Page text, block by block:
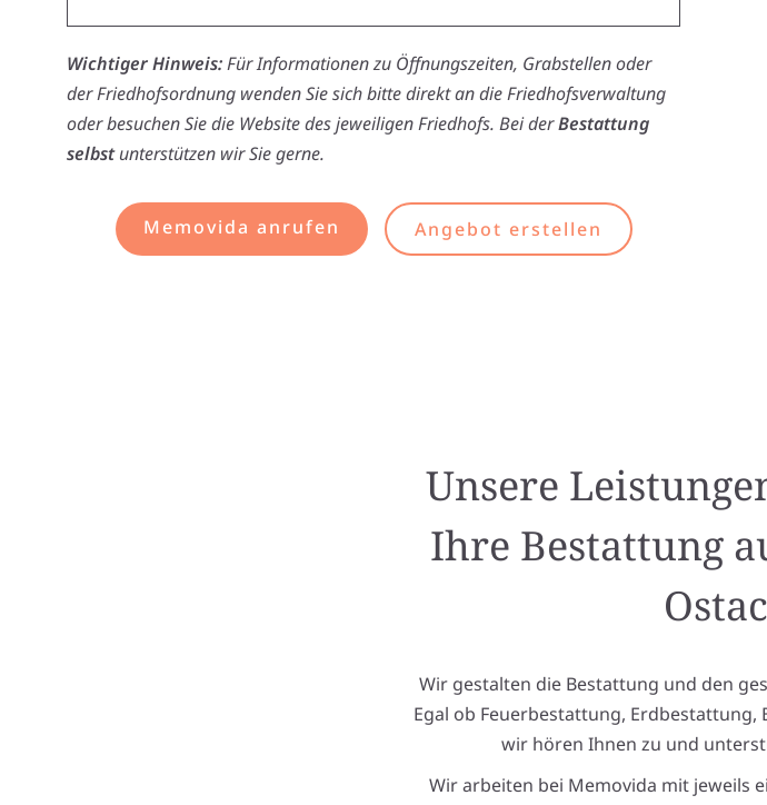
Wichtiger Hinweis:Für Informationen zu Öffnungszeiten, Grabstellen oder
der Friedhofsordnung wenden Sie sich bitte direkt an die Friedhofsverwaltung
oder besuchen Sie die Website des jeweiligen Friedhofs. Bei derBestattung
selbstunterstützen wir Sie gerne.
Memovida anrufen Angebot erstellen
Unsere
Ihre Bestattung
Wir gestalten die Bestattung und den
Egal ob Feuerbestattung,
wir hören Ihnen zu und
Wir arbeiten bei Memovida mit jeweils